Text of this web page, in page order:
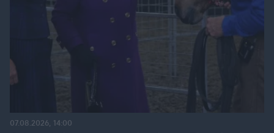
07.08.2026, 14:00